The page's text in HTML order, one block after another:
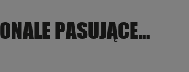
PASUJĄCE...